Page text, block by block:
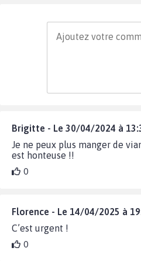
Brigitte - Le 30/04/2024 à
Je ne peux plus manger de
est honteuse !!
0
Florence - Le 14/04/2025 à
C’est urgent !
0